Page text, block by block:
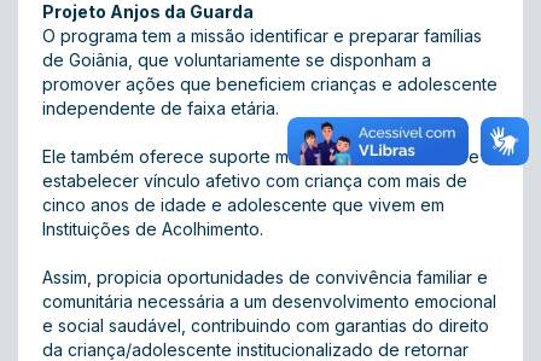
Projeto Anjos da Guarda
O programa tem a missão identificar e preparar famílias
de Goiânia, que voluntariamente se disponham a
promover ações que beneficiem crianças e adolescente
independente de faixa etária.
Ele também oferece suporte material e/ou financeiro e
estabelecer vínculo afetivo com criança com mais de
cinco anos de idade e adolescente que vivem em
Instituições de Acolhimento.
Assim, propicia oportunidades de convivência familiar e
comunitária necessária a um desenvolvimento emocional
e social saudável, contribuindo com garantias do direito
da criança/adolescente institucionalizado de retornar